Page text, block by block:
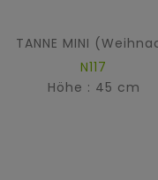
N117
Höhe : 45 cm